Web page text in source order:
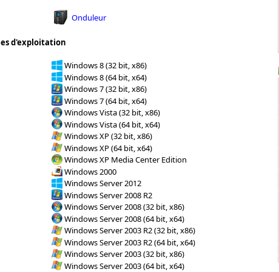
Onduleur
d'exploitation
Windows 8 (32 bit, x86)
Windows 8 (64 bit, x64)
Windows 7 (32 bit, x86)
Windows 7 (64 bit, x64)
Windows Vista (32 bit, x86)
Windows Vista (64 bit, x64)
Windows XP (32 bit, x86)
Windows XP (64 bit, x64)
Windows XP Media Center Edition
Windows 2000
Windows Server 2012
Windows Server 2008 R2
Windows Server 2008 (32 bit, x86)
Windows Server 2008 (64 bit, x64)
Windows Server 2003 R2 (32 bit, x86)
Windows Server 2003 R2 (64 bit, x64)
Windows Server 2003 (32 bit, x86)
Windows Server 2003 (64 bit, x64)